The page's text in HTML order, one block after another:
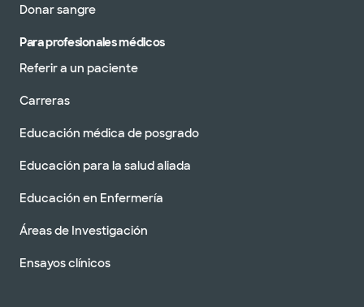
Donar sangre
Para profesionales médicos
Referir a un paciente
Carreras
Educación médica de posgrado
Educación para la salud aliada
Educación en Enfermería
Áreas de Investigación
Ensayos clínicos